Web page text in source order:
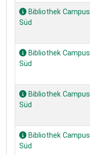
Bibliothek Campus
Süd
Bibliothek Campus
Süd
Bibliothek Campus
Süd
Bibliothek Campus
Süd